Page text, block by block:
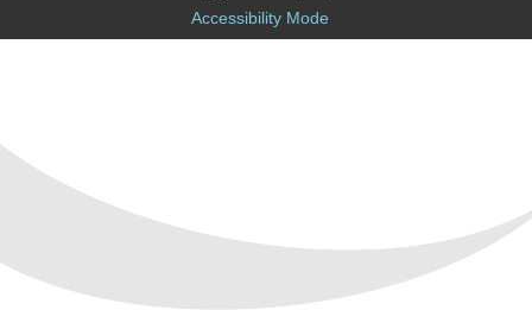
Accessibility Mode